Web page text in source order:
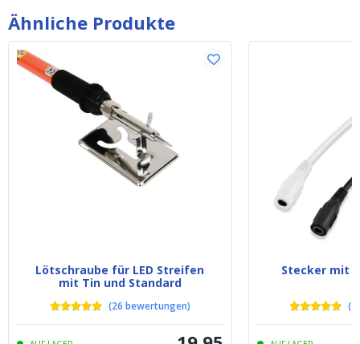
Ähnliche Produkte
Lötschraube für LED Streifen
mit Tin und Standard
(26 bewertungen)
Stecker mit
(